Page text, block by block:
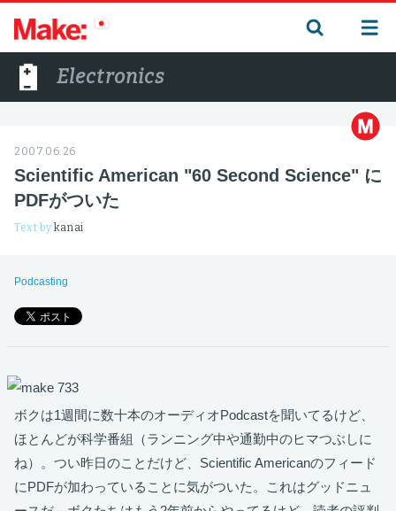
Electronics
2007.06.26
Scientific American "60 Second Science" に
PDFがついた
Text bykanai
Podcasting
ボクは1週間に数十本のオーディオPodcastを聞いてるけど、
ほとんどが科学番組（ランニング中や通勤中のヒマつぶしに
ね）。つい昨日のことだけど、Scientific Americanのフィード
にPDFが加わっていることに気がついた。これはグッドニュ